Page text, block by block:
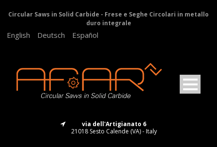
Circular Saws in Solid Carbide - Frese e Seghe Circolari in metallo
duro integrale
English Deutsch Español
via dell'Artigianato 6
21018 Sesto Calende (VA) - Italy